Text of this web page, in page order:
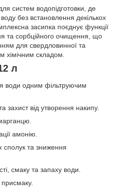
систем водопідготовки, де
без встановлення декількох
засипка поєднує функції
та сорбційного очищення, що
для свердловинної та
хімічним складом.
л
води одним фільтруючим
захист від утворення накипу.
амонію.
сполук та зниження
смаку та запаху води.